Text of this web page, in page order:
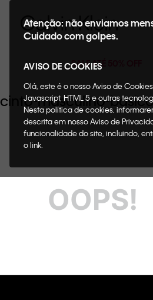
SALE ATÉ 50% OFF
Atenção: não enviamos
Cuidado com golpes.
AVISO DE COOKIES
Olá, este é o nosso Aviso de
Javascript, HTML 5 e outras
Nesta política de cookies,
descrita em nosso Aviso de
funcionalidade do site, incluindo,
o link.
cinto-masculino-
OOPS!